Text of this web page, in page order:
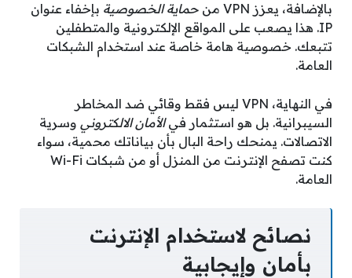
بالإضافة، يعزز VPN من حماية الخصوصية بإخفاء عنوان
IP. هذا يصعب على المواقع الإلكترونية والمتطفلين
تتبعك. خصوصية هامة خاصة عند استخدام الشبكات
العامة.
في النهاية، VPN ليس فقط وقائي ضد المخاطر
السيبرانية. بل هو استثمار فيالأمان الالكتروني وسرية
الاتصالات. يمنحك راحة البال بأن بياناتك محمية، سواء
كنت تصفح الإنترنت من المنزل أو من شبكات Wi-Fi
العامة.
نصائح لاستخدام الإنترنت
بأمان وإيجابية